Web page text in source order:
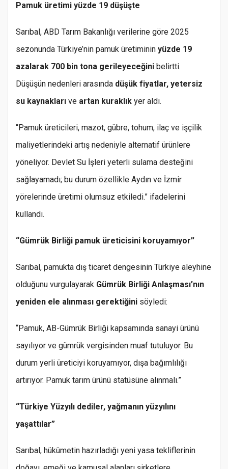
Pamuk üretimi yüzde 19 düşüşte
Sarıbal, ABD Tarım Bakanlığı verilerine göre 2025
sezonunda Türkiye’nin pamuk üretiminin yüzde 19
azalarak 700 bin tona gerileyeceğini belirtti.
Düşüşün nedenleri arasında düşük fiyatlar, yetersiz
su kaynakları ve artan kuraklık yer aldı.
“Pamuk üreticileri, mazot, gübre, tohum, ilaç ve işçilik
maliyetlerindeki artış nedeniyle alternatif ürünlere
yöneliyor. Devlet Su İşleri yeterli sulama desteğini
sağlayamadı; bu durum özellikle Aydın ve İzmir
yörelerinde üretimi olumsuz etkiledi.” ifadelerini
kullandı.
“Gümrük Birliği pamuk üreticisini koruyamıyor”
Sarıbal, pamukta dış ticaret dengesinin Türkiye aleyhine
olduğunu vurgulayarak Gümrük Birliği Anlaşması’nın
yeniden ele alınması gerektiğini söyledi:
“Pamuk, AB-Gümrük Birliği kapsamında sanayi ürünü
sayılıyor ve gümrük vergisinden muaf tutuluyor. Bu
durum yerli üreticiyi koruyamıyor, dışa bağımlılığı
artırıyor. Pamuk tarım ürünü statüsüne alınmalı.”
“Türkiye Yüzyılı dediler, yağmanın yüzyılını
yaşattılar”
Sarıbal, hükümetin hazırladığı yeni yasa tekliflerinin